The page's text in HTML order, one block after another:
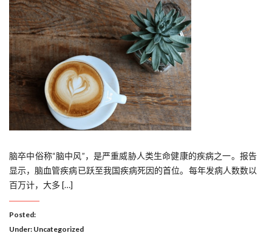
脑卒中俗称“脑中风”，是严重威胁人类生命健康的疾病之一。报告
显示，脑血管疾病已跃至我国疾病死因的首位。每年发病人数数以
百万计，大多 […]
Posted:
Under: Uncategorized